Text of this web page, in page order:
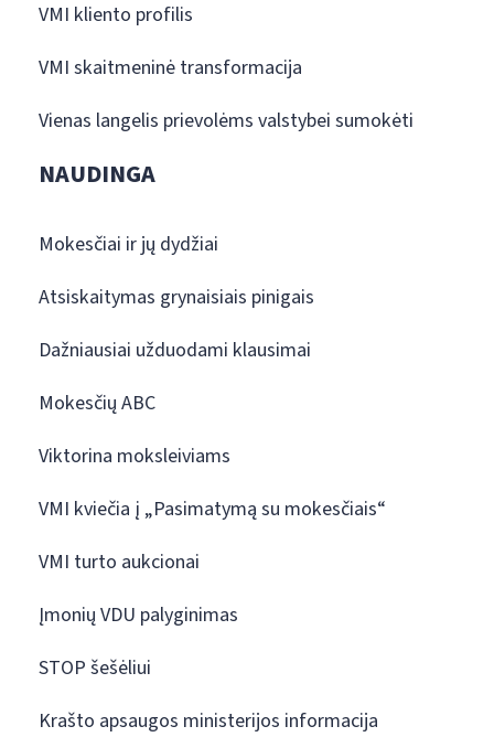
VMI kliento profilis
VMI skaitmeninė transformacija
Vienas langelis prievolėms valstybei sumokėti
NAUDINGA
Mokesčiai ir jų dydžiai
Atsiskaitymas grynaisiais pinigais
Dažniausiai užduodami klausimai
Mokesčių ABC
Viktorina moksleiviams
VMI kviečia į „Pasimatymą su mokesčiais“
VMI turto aukcionai
Įmonių VDU palyginimas
STOP šešėliui
Krašto apsaugos ministerijos informacija